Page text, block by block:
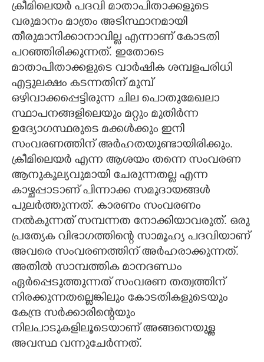
ക്രീമിലെയർ പദവി മാതാപിതാക്കളുടെ
വരുമാനം മാത്രം അടിസ്ഥാനമായി
തീരുമാനിക്കാനാവില്ല എന്നാണ് കോടതി
പറഞ്ഞിരിക്കുന്നത്. ഇതോടെ
മാതാപിതാക്കളുടെ വാർഷിക ശമ്പളപരിധി
എട്ടുലക്ഷം കടന്നതിന് മുമ്പ്
ഒഴിവാക്കപ്പെട്ടിരുന്ന ചില പൊതുമേഖലാ
സ്ഥാപനങ്ങളിലെയും മറ്റും മുതിർന്ന
ഉദ്യോഗസ്ഥരുടെ മക്കൾക്കും ഇനി
സംവരണത്തിന് അർഹതയുണ്ടായിരിക്കും.
ക്രീമിലെയർ എന്ന ആശയം തന്നെ സംവരണ
ആനുകൂല്യവുമായി ചേരുന്നതല്ല എന്ന
കാഴ്ചപ്പാടാണ് പിന്നാക്ക സമുദായങ്ങൾ
പുലർത്തുന്നത്. കാരണം സംവരണം
നൽകുന്നത് സമ്പന്നത നോക്കിയാവരുത്. ഒരു
പ്രത്യേക വിഭാഗത്തിന്റെ സാമൂഹ്യ പദവിയാണ്
അവരെ സംവരണത്തിന് അർഹരാക്കുന്നത്.
അതിൽ സാമ്പത്തിക മാനദണ്ഡം
ഏർപ്പെടുത്തുന്നത് സംവരണ തത്വത്തിന്
നിരക്കുന്നതല്ലെങ്കിലും കോടതികളുടെയും
കേന്ദ്ര സർക്കാരിന്റെയും
നിലപാടുകളിലൂടെയാണ് അങ്ങനെയുള്ള
അവസ്ഥ വന്നുചേർന്നത്.